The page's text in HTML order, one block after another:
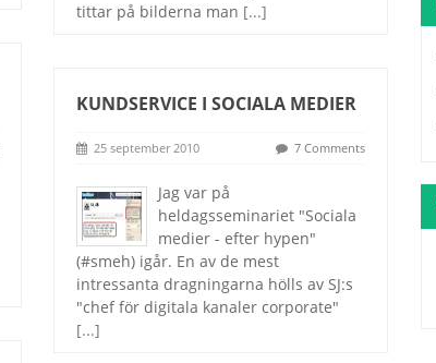
tittar på bilderna man [...]
KUNDSERVICE I SOCIALA MEDIER
25 september 2010 7 Comments
Jag var på
heldagsseminariet "Sociala
medier - efter hypen"
(#smeh) igår. En av de mest
intressanta dragningarna hölls av SJ:s
"chef för digitala kanaler corporate"
[...]